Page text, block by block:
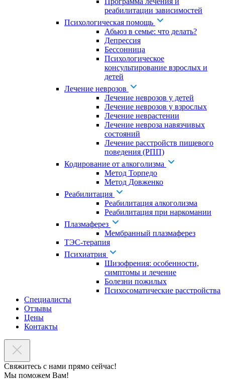
реабилитации зависимостей
Психологическая помощь
Абьюз в семье: что делать?
Депрессия
Бессонница
Психологическое
консультирование взрослых и
детей
Лечение неврозов
Лечение неврозов у детей
Лечение неврозов у взрослых
Лечение неврастении
Лечение невроза навязчивых
состояний
Лечение расстройств пищевого
поведения (РПП)
Кодирование от алкоголизма
Метод Торпедо
Метод Довженко
Реабилитация
Реабилитация алкоголизма
Реабилитация при наркомании
Плазмаферез
Мембранный плазмаферез
ТЭС-терапия
Психиатрия
Шизофрения: особенности,
симптомы и лечение
Болезни пожилых
Психосоматические расстройства
Специалисты
Отзывы
Цены
Контакты
Свяжитесь с нами прямо сейчас!
Мы поможем Вам!